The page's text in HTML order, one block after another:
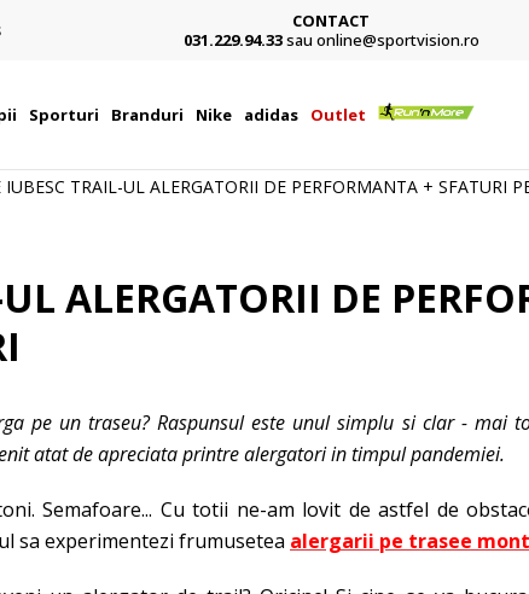
CONTACT
031.229.94.33sau online@sportvision.ro
Sporturi Branduri Nike adidas Outlet
IUBESC TRAIL-UL ALERGATORII DE PERFORMANTA + SFATURI
ALERGATORII DE
pe un traseu? Raspunsul este unul simplu si clar - mai
atat de apreciata printre alergatori in timpul pandemiei.
Semafoare... Cu totii ne-am lovit de astfel de
sa experimentezi frumusetea alergarii pe trasee